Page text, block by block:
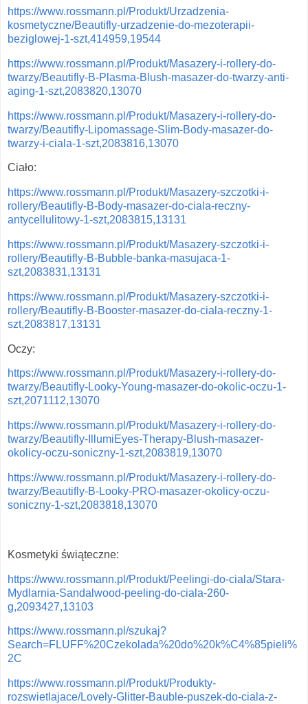
https://www.rossmann.pl/Produkt/Urzadzenia-
kosmetyczne/Beautifly-urzadzenie-do-mezoterapii-
beziglowej-1-szt,414959,19544
https://www.rossmann.pl/Produkt/Masazery-i-rollery-do-
twarzy/Beautifly-B-Plasma-Blush-masazer-do-twarzy-anti-
aging-1-szt,2083820,13070
https://www.rossmann.pl/Produkt/Masazery-i-rollery-do-
twarzy/Beautifly-Lipomassage-Slim-Body-masazer-do-
twarzy-i-ciala-1-szt,2083816,13070
Ciało:
https://www.rossmann.pl/Produkt/Masazery-szczotki-i-
rollery/Beautifly-B-Body-masazer-do-ciala-reczny-
antycellulitowy-1-szt,2083815,13131
https://www.rossmann.pl/Produkt/Masazery-szczotki-i-
rollery/Beautifly-B-Bubble-banka-masujaca-1-
szt,2083831,13131
https://www.rossmann.pl/Produkt/Masazery-szczotki-i-
rollery/Beautifly-B-Booster-masazer-do-ciala-reczny-1-
szt,2083817,13131
Oczy:
https://www.rossmann.pl/Produkt/Masazery-i-rollery-do-
twarzy/Beautifly-Looky-Young-masazer-do-okolic-oczu-1-
szt,2071112,13070
https://www.rossmann.pl/Produkt/Masazery-i-rollery-do-
twarzy/Beautifly-IllumiEyes-Therapy-Blush-masazer-
okolicy-oczu-soniczny-1-szt,2083819,13070
https://www.rossmann.pl/Produkt/Masazery-i-rollery-do-
twarzy/Beautifly-B-Looky-PRO-masazer-okolicy-oczu-
soniczny-1-szt,2083818,13070
Kosmetyki świąteczne:
https://www.rossmann.pl/Produkt/Peelingi-do-ciala/Stara-
Mydlarnia-Sandalwood-peeling-do-ciala-260-
g,2093427,13103
https://www.rossmann.pl/szukaj?
Search=FLUFF%20Czekolada%20do%20k%C4%85pieli%
2C
https://www.rossmann.pl/Produkt/Produkty-
rozswietlajace/Lovely-Glitter-Bauble-puszek-do-ciala-z-